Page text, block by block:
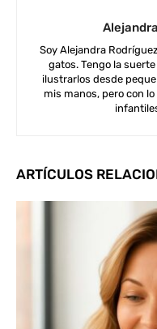
Soy Alejandra
gatos. Tengo la
ilustrarlos desde
mis manos, pero con
ARTÍCULOS